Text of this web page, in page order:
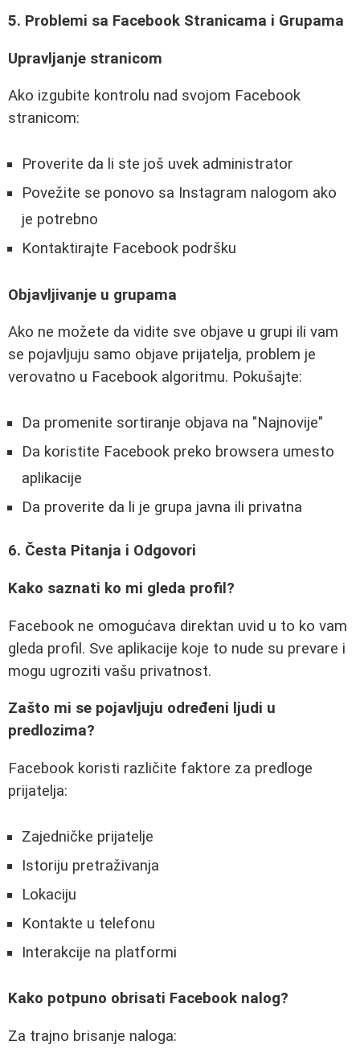
5. Problemi sa Facebook Stranicama i Grupama
Upravljanje stranicom
Ako izgubite kontrolu nad svojom Facebook
stranicom:
Proverite da li ste još uvek administrator
Povežite se ponovo sa Instagram nalogom ako
je potrebno
Kontaktirajte Facebook podršku
Objavljivanje u grupama
Ako ne možete da vidite sve objave u grupi ili vam
se pojavljuju samo objave prijatelja, problem je
verovatno u Facebook algoritmu. Pokušajte:
Da promenite sortiranje objava na "Najnovije"
Da koristite Facebook preko browsera umesto
aplikacije
Da proverite da li je grupa javna ili privatna
6. Česta Pitanja i Odgovori
Kako saznati ko mi gleda profil?
Facebook ne omogućava direktan uvid u to ko vam
gleda profil. Sve aplikacije koje to nude su prevare i
mogu ugroziti vašu privatnost.
Zašto mi se pojavljuju određeni ljudi u
predlozima?
Facebook koristi različite faktore za predloge
prijatelja:
Zajedničke prijatelje
Istoriju pretraživanja
Lokaciju
Kontakte u telefonu
Interakcije na platformi
Kako potpuno obrisati Facebook nalog?
Za trajno brisanje naloga: